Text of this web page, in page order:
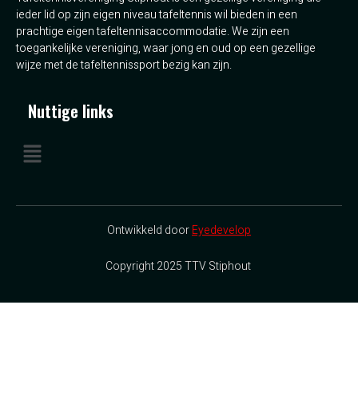
ieder lid op zijn eigen niveau tafeltennis wil bieden in een
prachtige eigen tafeltennisaccommodatie. We zijn een
toegankelijke vereniging, waar jong en oud op een gezellige
wijze met de tafeltennissport bezig kan zijn.
Nuttige links
Ontwikkeld doorEyedevelop
Copyright 2025 TTV Stiphout